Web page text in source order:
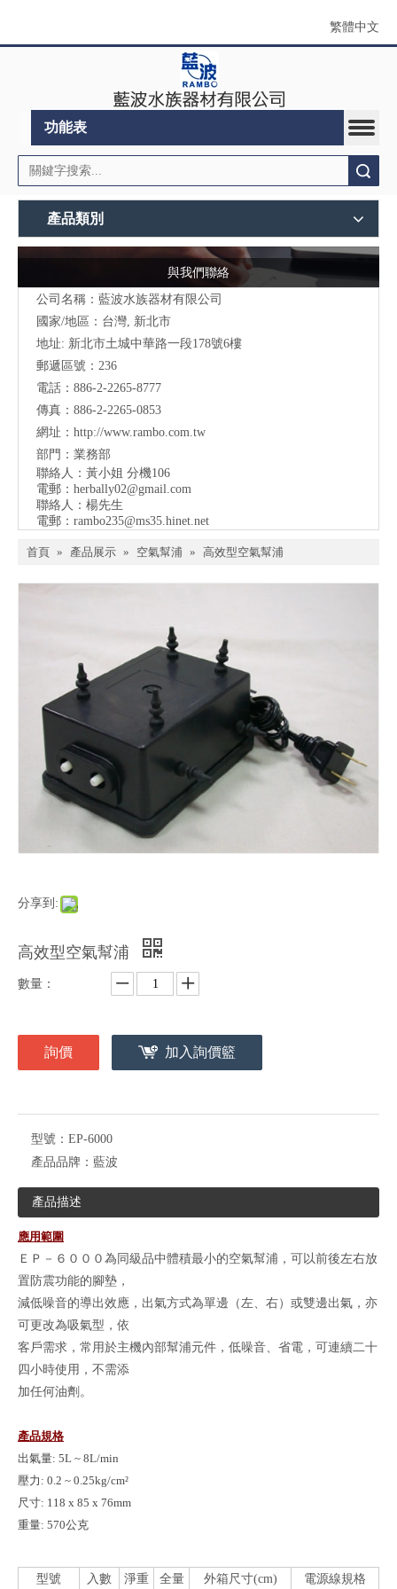
繁體中文
功能表
產品類別
與我們聯絡
公司名稱：藍波水族器材有限公司
國家/地區：台灣, 新北市
地址: 新北市土城中華路一段178號6樓
郵遞區號：236
電話：886-2-2265-8777
傳真：886-2-2265-0853
網址： http://www.rambo.com.tw
部門：業務部
聯絡人：黃小姐 分機106
電郵： herbally02@gmail.com
聯絡人：楊先生
電郵： rambo235@ms35.hinet.net
首頁 » 產品展示 » 空氣幫浦 » 高效型空氣幫浦
分享到:
高效型空氣幫浦
數量：
詢價 加入詢價籃
型號： EP-6000
產品品牌： 藍波
產品描述
應用範圍
ＥＰ－６０００為同級品中體積最小的空氣幫浦，可以前後左右放
置防震功能的腳墊，
減低噪音的導出效應，出氣方式為單邊（左、右）或雙邊出氣，亦
可更改為吸氣型，依
客戶需求，常用於主機內部幫浦元件，低噪音、省電，可連續二十
四小時使用，不需添
加任何油劑。
產品規格
出氣量: 5L ~ 8L/min
壓力: 0.2 ~ 0.25kg/cm²
尺寸: 118 x 85 x 76mm
重量: 570公克
型號 入數 淨重 全量 外箱尺寸(cm) 電源線規格